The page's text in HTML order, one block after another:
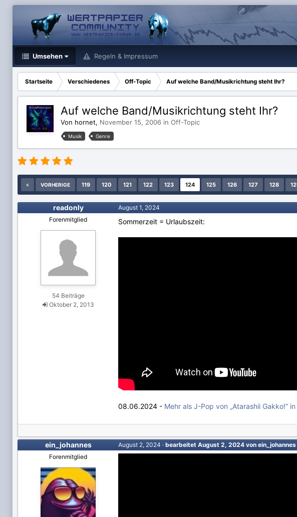
Umsehen Regeln & Impressum
Startseite Verschiedenes Off-Topic Auf welche Band/Musikrichtung steht Ihr?
Auf welche Band/Musikrichtung steht Ihr?
Von hornet, November 15, 2006 in Off-Topic
Musik Genre
VORHERIGE 119 120 121 122 123 124 125 126 127 128
readonly
Forenmitglied
54 Beiträge
Oktober 2, 2013
August 1, 2024
Sommerzeit = Urlaubszeit:
08.06.2024 - Mehr als J-Pop von „Atarashii Gakko!“
ein_johannes
Forenmitglied
August 2, 2024 · bearbeitet August 2, 2024 von ein_johannes